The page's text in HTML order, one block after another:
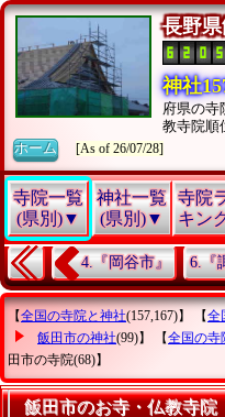
長野
神社
府県の寺
教寺院順
ホーム
[As of 26/07/28]
寺院一覧
(県別)▼
神社一覧
(県別)▼
寺院
キン
4.『岡谷市』 6.『
【全国の寺院と神社(157,167)】 【全
飯田市の神社(99)】 【全国の寺
田市の寺院(68)】
飯田市のお寺・仏教寺院